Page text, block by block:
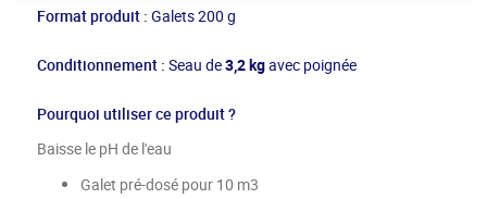
Format produit : Galets 200 g
Conditionnement : Seau de3,2 kgavec poignée
Pourquoi utiliser ce produit ?
Baisse le pH de l'eau
Galet pré-dosé pour 10 m3